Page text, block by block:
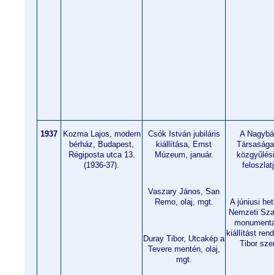
1937
Kozma Lajos, modern
bérház, Budapest,
Régiposta utca 13.
(1936-37).
Csók István jubiláris
kiállítása, Ernst
Múzeum, január.
Vaszary János, San
Remo, olaj, mgt.
Duray Tibor, Utcakép a
Tevere mentén, olaj,
mgt.
A
A júniusi
Nemzeti
kiállítást
Tibor